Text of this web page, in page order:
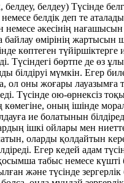
белдеу, белдеу) Түсінде
белдік деп те
немесе әкесінің нағашысын
байлау өмірінің жартысын
көптеген түйіршіктерге
Түсіндегі бөртпе де өз
білдіруі мүмкін. Егер
ол оны жоғары лауазымға
Түсінде ою-өрнексіз
оның ішінде
ие болатынын
ішкі ойлары мен
оларды қолдайтын
Егер кедей адам
табыс немесе күшті
және түсінде